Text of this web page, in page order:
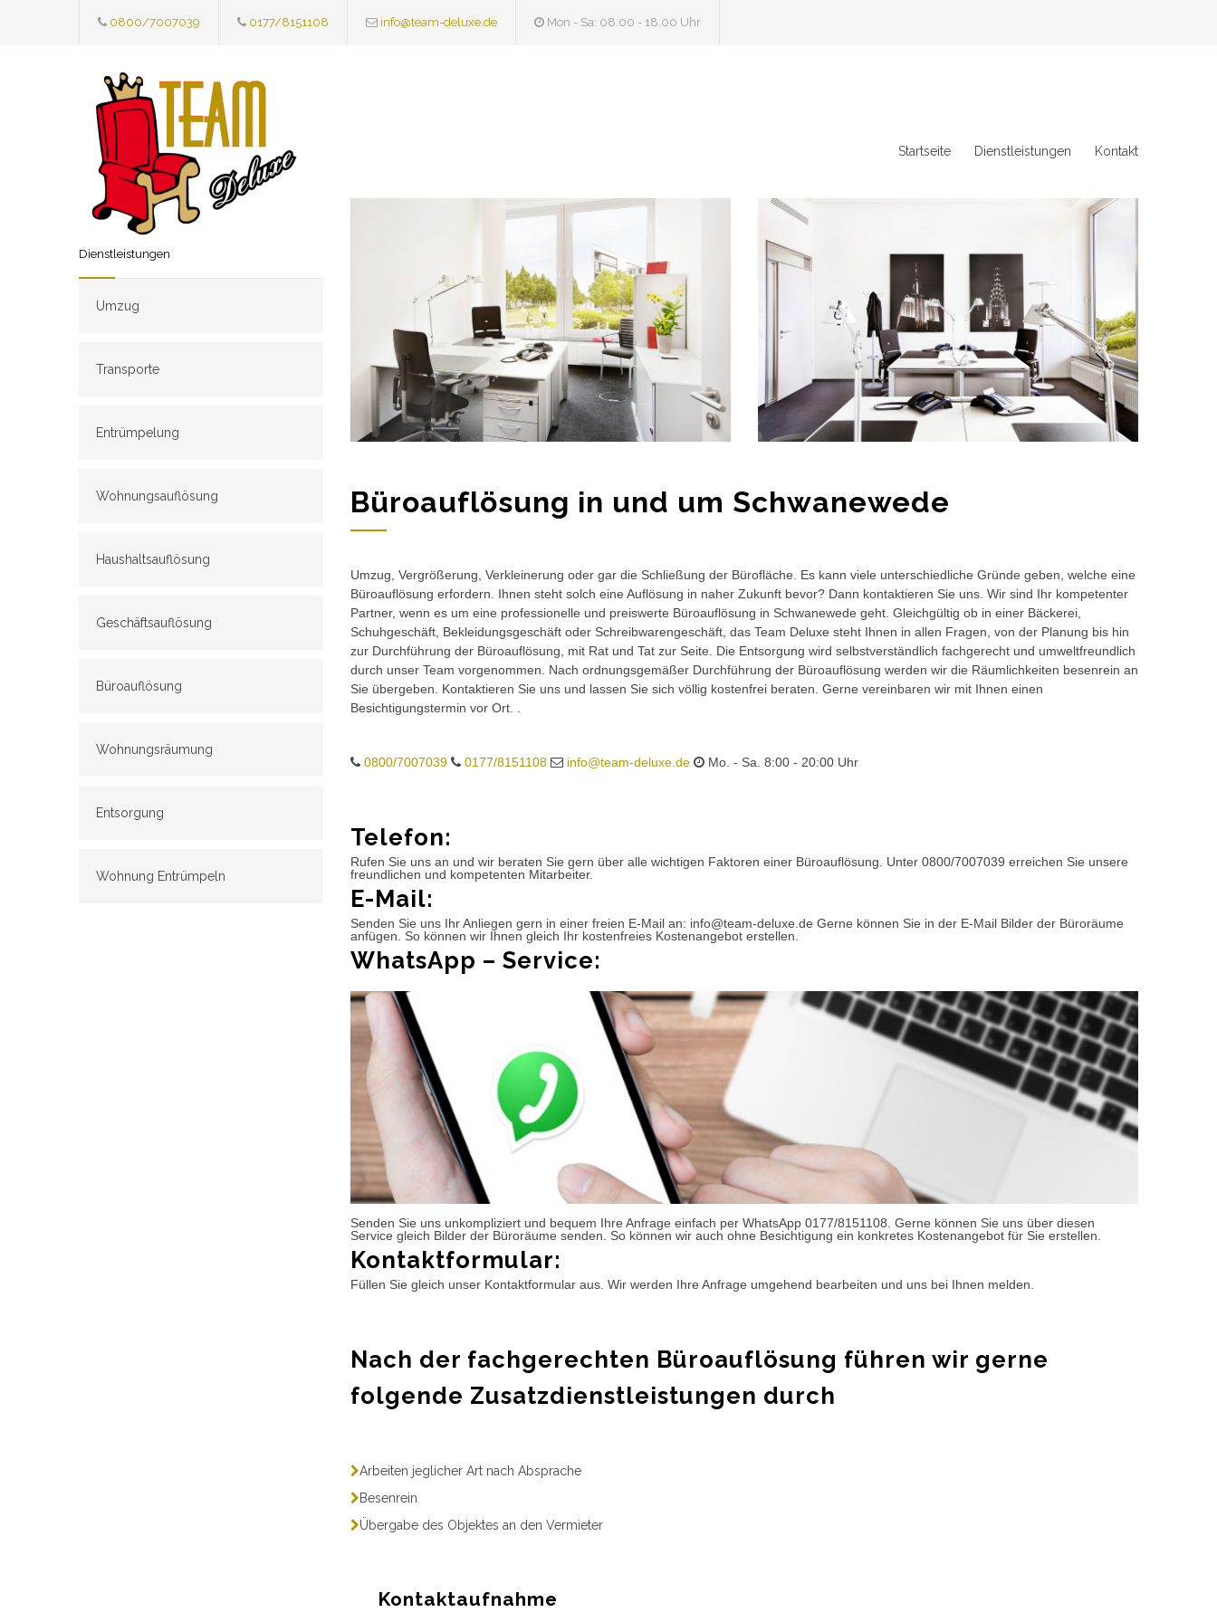
0800/7007039 0177/8151108 info@team-deluxe.de Mon - Sa: 08.00 - 18.00 Uhr
Startseite Dienstleistungen Kontakt
Dienstleistungen
Umzug
Transporte
Entrümpelung
Wohnungsauflösung
Haushaltsauflösung
Geschäftsauflösung
Büroauflösung
Wohnungsräumung
Entsorgung
Wohnung Entrümpeln
Büroauflösung in und um Schwanewede
Umzug, Vergrößerung, Verkleinerung oder gar die Schließung der Bürofläche. Es kann viele unterschiedliche Gründe geben, welche eine
Büroauflösung erfordern. Ihnen steht solch eine Auflösung in naher Zukunft bevor? Dann kontaktieren Sie uns. Wir sind Ihr kompetenter
Partner, wenn es um eine professionelle und preiswerte Büroauflösung in Schwanewede geht. Gleichgültig ob in einer Bäckerei,
Schuhgeschäft, Bekleidungsgeschäft oder Schreibwarengeschäft, das Team Deluxe steht Ihnen in allen Fragen, von der Planung bis hin
zur Durchführung der Büroauflösung, mit Rat und Tat zur Seite. Die Entsorgung wird selbstverständlich fachgerecht und umweltfreundlich
durch unser Team vorgenommen. Nach ordnungsgemäßer Durchführung der Büroauflösung werden wir die Räumlichkeiten besenrein an
Sie übergeben. Kontaktieren Sie uns und lassen Sie sich völlig kostenfrei beraten. Gerne vereinbaren wir mit Ihnen einen
Besichtigungstermin vor Ort. .
0800/7007039 0177/8151108 info@team-deluxe.de Mo. - Sa. 8:00 - 20:00 Uhr
Telefon:
Rufen Sie uns an und wir beraten Sie gern über alle wichtigen Faktoren einer Büroauflösung. Unter 0800/7007039 erreichen Sie unsere
freundlichen und kompetenten Mitarbeiter.
E-Mail:
Senden Sie uns Ihr Anliegen gern in einer freien E-Mail an: info@team-deluxe.de Gerne können Sie in der E-Mail Bilder der Büroräume
anfügen. So können wir Ihnen gleich Ihr kostenfreies Kostenangebot erstellen.
WhatsApp – Service:
Senden Sie uns unkompliziert und bequem Ihre Anfrage einfach per WhatsApp 0177/8151108. Gerne können Sie uns über diesen
Service gleich Bilder der Büroräume senden. So können wir auch ohne Besichtigung ein konkretes Kostenangebot für Sie erstellen.
Kontaktformular:
Füllen Sie gleich unser Kontaktformular aus. Wir werden Ihre Anfrage umgehend bearbeiten und uns bei Ihnen melden.
Nach der fachgerechten Büroauflösung führen wir gerne
folgende Zusatzdienstleistungen durch
Arbeiten jeglicher Art nach Absprache
Besenrein
Übergabe des Objektes an den Vermieter
Kontaktaufnahme